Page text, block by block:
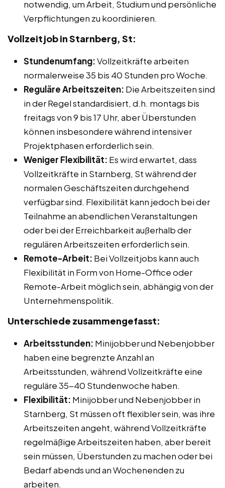
notwendig, um Arbeit, Studium und persönliche
Verpflichtungen zu koordinieren.
Vollzeitjob in Starnberg, St:
Stundenumfang:Vollzeitkräfte arbeiten
normalerweise 35 bis 40 Stunden pro Woche.
Reguläre Arbeitszeiten: Die Arbeitszeiten sind
in der Regel standardisiert, d.h. montags bis
freitags von 9 bis 17 Uhr, aber Überstunden
können insbesondere während intensiver
Projektphasen erforderlich sein.
Weniger Flexibilität: Es wird erwartet, dass
Vollzeitkräfte in Starnberg, St während der
normalen Geschäftszeiten durchgehend
verfügbar sind. Flexibilität kann jedoch bei der
Teilnahme an abendlichen Veranstaltungen
oder bei der Erreichbarkeit außerhalb der
regulären Arbeitszeiten erforderlich sein.
Remote-Arbeit: Bei Vollzeitjobs kann auch
Flexibilität in Form von Home-Office oder
Remote-Arbeit möglich sein, abhängig von der
Unternehmenspolitik.
Unterschiede zusammengefasst:
Arbeitsstunden: Minijobber und Nebenjobber
haben eine begrenzte Anzahl an
Arbeitsstunden, während Vollzeitkräfte eine
reguläre 35-40 Stundenwoche haben.
Flexibilität: Minijobber und Nebenjobber in
Starnberg, St müssen oft flexibler sein, was ihre
Arbeitszeiten angeht, während Vollzeitkräfte
regelmäßige Arbeitszeiten haben, aber bereit
sein müssen, Überstunden zu machen oder bei
Bedarf abends und an Wochenenden zu
arbeiten.